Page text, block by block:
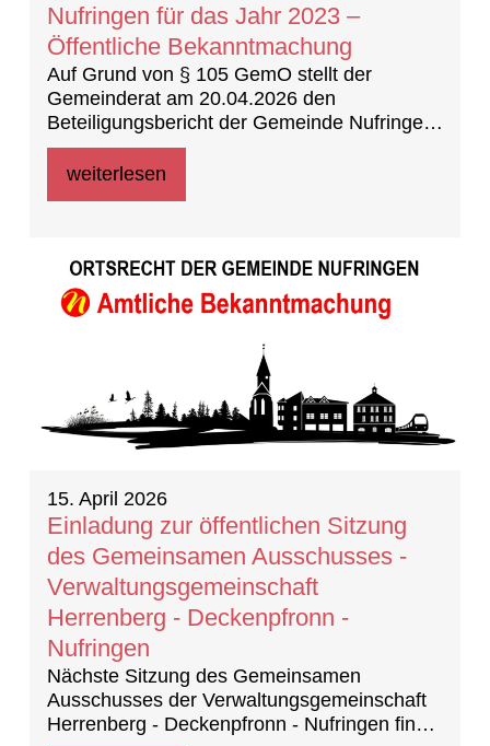
Nufringen für das Jahr 2023 –
Öffentliche Bekanntmachung
Auf Grund von § 105 GemO stellt der
Gemeinderat am 20.04.2026 den
Beteiligungsbericht der Gemeinde Nufringen
für das Jahr 2023 fest.
weiterlesen
15. April 2026
Einladung zur öffentlichen Sitzung
des Gemeinsamen Ausschusses -
Verwaltungsgemeinschaft
Herrenberg - Decken­pfronn -
Nufringen
Nächste Sitzung des Gemeinsamen
Ausschusses der Verwaltungsgemeinschaft
Herrenberg - Decken­pfronn - Nufringen findet